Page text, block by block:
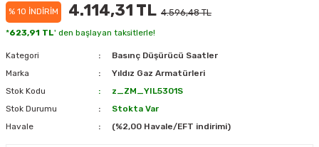
% 10 İNDİRİM 4.114,31 TL 4.596,48 TL
*623,91 TL' den başlayan taksitlerle!
Kategori
Basınç Düşürücü Saatler
Marka
Yıldız Gaz Armatürleri
Stok Kodu
z_ZM_YIL5301S
Stok Durumu
Stokta Var
Havale
(%2,00 Havale/EFT indirimi)